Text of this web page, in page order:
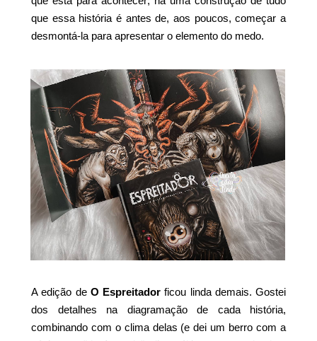
que essa história é antes de, aos poucos, começar a
desmontá-la para apresentar o elemento do medo.
A edição de O Espreitadorficou linda demais. Gostei
dos detalhes na diagramação de cada história,
combinando com o clima delas (e dei um berro com a